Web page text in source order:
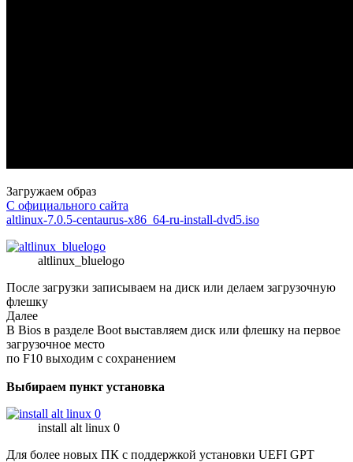
Загружаем образ
С официального сайта
altlinux-7.0.5-centaurus-x86_64-ru-install-dvd5.iso
altlinux_bluelogo
После загрузки записываем на диск или делаем загрузочную
флешку
Далее
В Bios в разделе Boot выставляем диск или флешку на первое
загрузочное место
по F10 выходим с сохранением
Выбираем пункт установка
install alt linux 0
Для более новых ПК с поддержкой установки UEFI GPT